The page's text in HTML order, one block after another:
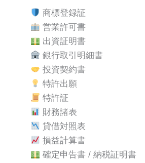
商標登録証
営業許可書
出資証明書
銀行取引明細書
投資契約書
特許出願
特許証
財務諸表
貸借対照表
損益計算書
確定申告書 / 納税証明書